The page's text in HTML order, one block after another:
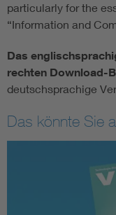
particularly for the
“Information and
Das
rechten Download-
deutschsprachige
Das könnte Sie